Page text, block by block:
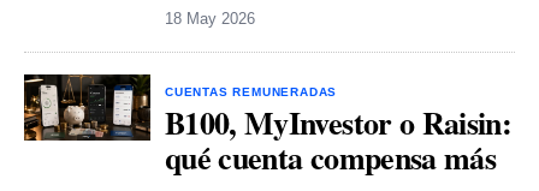
18 May 2026
CUENTAS REMUNERADAS
B100, MyInvestor o Raisin:
qué cuenta compensa más